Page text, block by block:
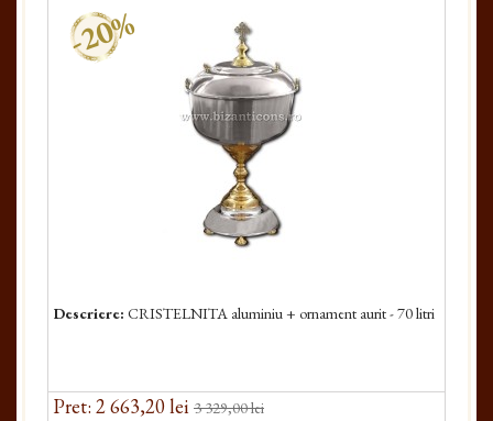
-20%
Descriere: CRISTELNITA aluminiu + ornament aurit - 70 litri
Pret: 2 663,20 lei 3 329,00 lei